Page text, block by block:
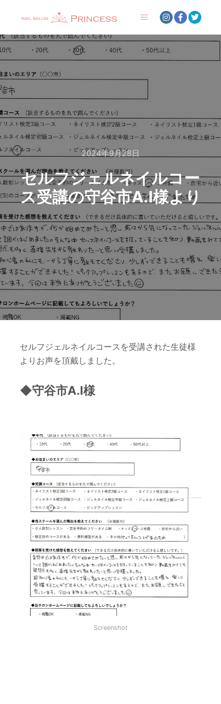
2024年9月28日
セルフジェルネイルコー
ス受講の守谷市A.I様より
セルフジェルネイルコースを受講された生徒様
よりお声を頂戴しました。
◆守谷市A.I様
Screenshot